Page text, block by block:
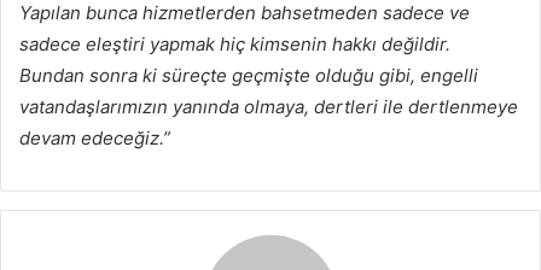
Yapılan bunca hizmetlerden bahsetmeden sadece ve
sadece eleştiri yapmak hiç kimsenin hakkı değildir.
Bundan sonra ki süreçte geçmişte olduğu gibi, engelli
vatandaşlarımızın yanında olmaya, dertleri ile dertlenmeye
devam edeceğiz.”